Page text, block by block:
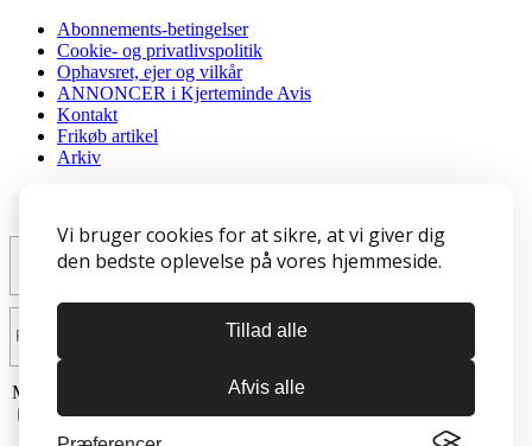
Vi bruger cookies for at sikre, at vi giver dig
den bedste oplevelse på vores hjemmeside.
Tillad alle
Afvis alle
Abonnements-betingelser
Cookie- og privatlivspolitik
Ophavsret, ejer og vilkår
ANNONCER i Kjerteminde Avis
Kontakt
Frikøb artikel
Arkiv
Må Kjerteminde Avis sende dig nyheder og markedsføring?